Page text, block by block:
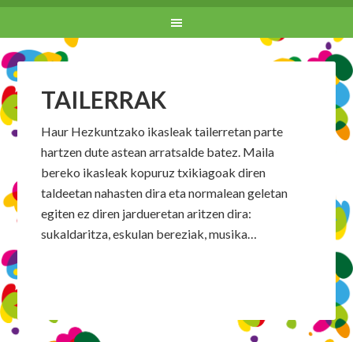
TAILERRAK
Haur Hezkuntzako ikasleak tailerretan parte
hartzen dute astean arratsalde batez. Maila
bereko ikasleak kopuruz txikiagoak diren
taldeetan nahasten dira eta normalean geletan
egiten ez diren jardueretan aritzen dira:
sukaldaritza, eskulan bereziak, musika…